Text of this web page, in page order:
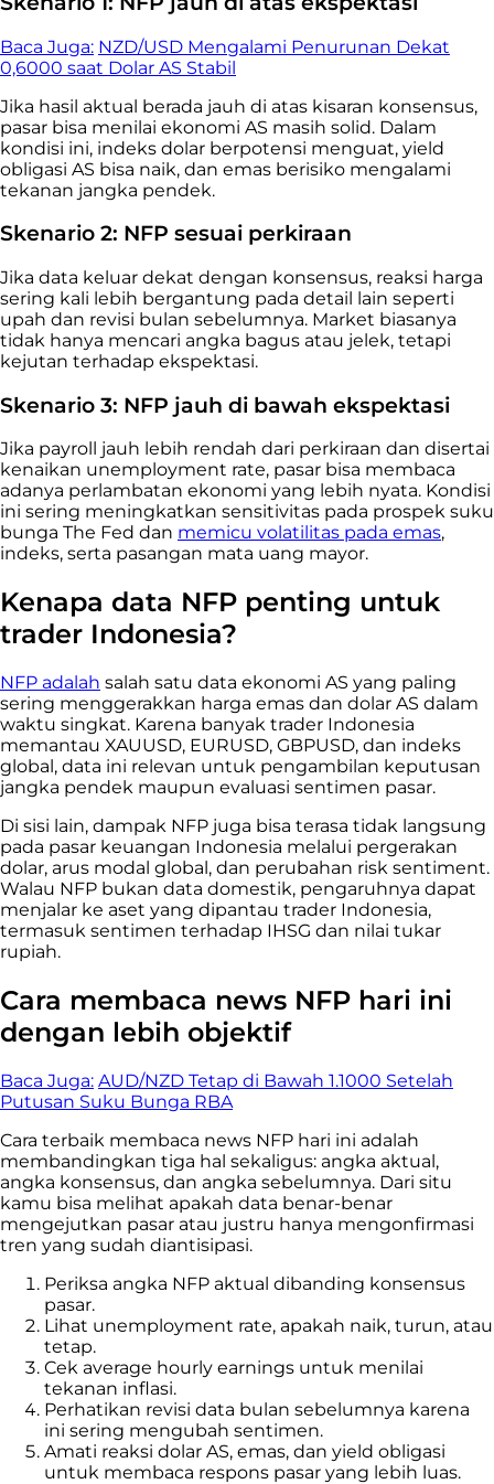
Baca Juga: NZD/USD Mengalami Penurunan Dekat
0,6000 saat Dolar AS Stabil
Jika hasil aktual berada jauh di atas kisaran konsensus,
pasar bisa menilai ekonomi AS masih solid. Dalam
kondisi ini, indeks dolar berpotensi menguat, yield
obligasi AS bisa naik, dan emas berisiko mengalami
tekanan jangka pendek.
Skenario 2: NFP sesuai perkiraan
Jika data keluar dekat dengan konsensus, reaksi harga
sering kali lebih bergantung pada detail lain seperti
upah dan revisi bulan sebelumnya. Market biasanya
tidak hanya mencari angka bagus atau jelek, tetapi
kejutan terhadap ekspektasi.
Skenario 3: NFP jauh di bawah ekspektasi
Jika payroll jauh lebih rendah dari perkiraan dan disertai
kenaikan unemployment rate, pasar bisa membaca
adanya perlambatan ekonomi yang lebih nyata. Kondisi
ini sering meningkatkan sensitivitas pada prospek suku
bunga The Fed dan memicu volatilitas pada emas,
indeks, serta pasangan mata uang mayor.
Kenapa data NFP penting untuk
trader Indonesia?
NFP adalah salah satu data ekonomi AS yang paling
sering menggerakkan harga emas dan dolar AS dalam
waktu singkat. Karena banyak trader Indonesia
memantau XAUUSD, EURUSD, GBPUSD, dan indeks
global, data ini relevan untuk pengambilan keputusan
jangka pendek maupun evaluasi sentimen pasar.
Di sisi lain, dampak NFP juga bisa terasa tidak langsung
pada pasar keuangan Indonesia melalui pergerakan
dolar, arus modal global, dan perubahan risk sentiment.
Walau NFP bukan data domestik, pengaruhnya dapat
menjalar ke aset yang dipantau trader Indonesia,
termasuk sentimen terhadap IHSG dan nilai tukar
rupiah.
Cara membaca news NFP hari ini
dengan lebih objektif
Baca Juga: AUD/NZD Tetap di Bawah 1.1000 Setelah
Putusan Suku Bunga RBA
Cara terbaik membaca news NFP hari ini adalah
membandingkan tiga hal sekaligus: angka aktual,
angka konsensus, dan angka sebelumnya. Dari situ
kamu bisa melihat apakah data benar-benar
mengejutkan pasar atau justru hanya mengonfirmasi
tren yang sudah diantisipasi.
Periksa angka NFP aktual dibanding konsensus
pasar.
Lihat unemployment rate, apakah naik, turun, atau
tetap.
Cek average hourly earnings untuk menilai
tekanan inflasi.
Perhatikan revisi data bulan sebelumnya karena
ini sering mengubah sentimen.
Amati reaksi dolar AS, emas, dan yield obligasi
untuk membaca respons pasar yang lebih luas.